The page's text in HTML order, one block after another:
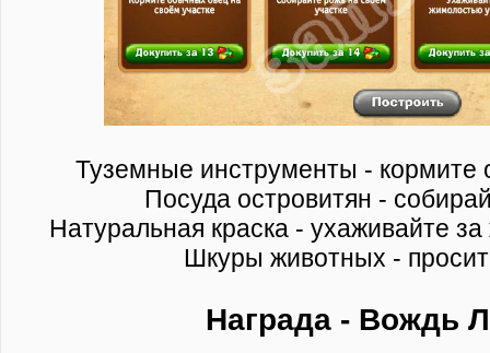
Туземные инструменты - кормите
Посуда островитян -
Натуральная краска - ухаживайте
Шкуры животных -
Награда - Вождь